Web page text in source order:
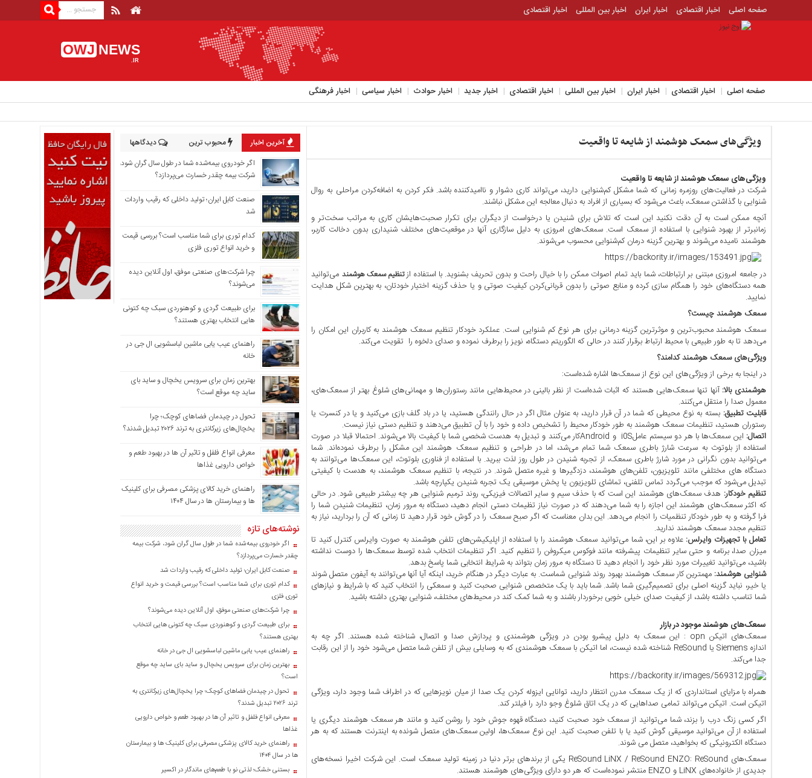
صفحه اصلی اخبار اقتصادی اخبار ایران اخبار بین المللی
اخبار اقتصادی
اخبار جدید
اخبار حوادث
OWJ NEWS
.IR
صفحه اصلی اخبار اقتصادی اخبار ایران اخبار بین المللی اخبار اقتصادی اخبار جدید اخبار حوادث اخبار سیاسی اخبار فرهنگی
صفحه
اقتصادی
دسترسی
ویژگی‌های سمعک‌ هوشمند از شایعه تا واقعیت
ویژگی‌های سمعک‌ هوشمند از شایعه تا واقعیت
شرکت در فعالیت‌های روزمره زمانی که شما مشکل کم‌شنوایی دارید، می‌تواند کاری دشوار و ناامیدکننده باشد. فکر کردن به اضافه‌کردن مراحلی به روال
شنوایی با گذاشتن سمعک، باعث می‌شود که بسیاری از افراد به دنبال معالجه این مشکل نباشند.
آنچه ممکن است به آن دقت نکنید این است که تلاش برای شنیدن یا درخواست از دیگران برای تکرار صحبت‌هایشان کاری به مراتب سخت‌تر و
زمانبرتر از بهبود شنوایی با استفاده از سمعک است. سمعک‌های امروزی به دلیل سازگاری آنها در موقعیت‌های مختلف شنیداری بدون دخالت کاربر،
هوشمند نامیده می‌شوند و بهترین گزینه درمان کم‌شنوایی محسوب می‌شوند.
در جامعه امروزی مبتنی بر ارتباطات، شما باید تمام اصوات ممکن را با خیال راحت و بدون تحریف بشنوید. با استفاده ازتنظیم سمعک‌ هوشمند می‌توانید
همه دستگاه‌های خود را همگام سازی کرده و منابع صوتی را بدون قربانی‌کردن کیفیت صوتی و یا حذف گزینه اختیار خودتان، به بهترین شکل هدایت
نمایید.
سمعک هوشمند چیست؟
سمعک‌ هوشمند محبوب‌ترین و موثرترین گزینه درمانی برای هر نوع کم شنوایی است. عملکرد خودکار تنظیم سمعک‌ هوشمند به کاربران این امکان را
می‌دهد تا به طور طبیعی با محیط ارتباط برقرار کنند در حالی که الگوریتم دستگاه، نویز را برطرف نموده و صدای دلخوه را تقویت می‌کند.
ویژگی‌های سمعک هوشمند کدامند؟
در اینجا به برخی از ویژگی‌های این نوع از سمعک‌ها اشاره شده‌است:
هوشمندی بالا: آنها تنها سمعک‌هایی هستند که اثبات شده‌است از نظر بالینی در محیط‌هایی مانند رستوران‌ها و مهمانی‌های شلوغ بهتر از سمعک‌های،
معمول صدا را منتقل می‌کنند.
قابلیت تطبیق: بسته به نوع محیطی که شما در آن قرار دارید، به عنوان مثال اگر در حال رانندگی هستید، یا در باد گلف بازی می‌کنید و یا در کنسرت یا
رستوران هستید، تنظیمات سمعک‌ هوشمند به طور خودکار محیط را تشخیص داده و خود را با آن تطبیق می‌دهند و تنظیم دستی نیاز نیست.
اتصال:
این سمعک‌ها با هر دو سیستم عاملi0S و Androidکار می‌کنند و تبدیل به هدست شخصی شما با کیفیت بالا می‌شوند. احتمالا قبلا در صورت
استفاده از بلوتوث به سرعت شارژ باطری سمعک شما تمام می‌شد، اما در طراحی و تنظیم سمعک‌ هوشمند این مشکل را برطرف نموده‌اند. شما
می‌توانید بدون نگرانی در مورد شارژ باطری سمعک، از تجربه شنیدن در طول روز لذت ببرید. با استفاده از فناوری بلوتوث، این سمعک‌ها می‌توانند به
دستگاه های مختلفی مانند تلویزیون، تلفن‌های هوشمند، دزدگیرها و غیره متصل شوند. در نتیجه، با تنظیم سمعک‌ هوشمند، به هدست با کیفیتی
تبدیل می‌شود که موجب می‌گردد تماس تلفنی، تماشای تلویزیون یا پخش موسیقی یک تجربه شنیدن یکپارچه باشد.
تنظیم خودکار: هدف سمعک‌های هوشمند این است که با حذف سیم و سایر اتصالات فیزیکی، روند ترمیم شنوایی هر چه بیشتر طبیعی شود. در حالی
که اکثر سمعک‌های هوشمند این اجازه را به شما می‌دهند که در صورت نیاز تظیمات دستی انجام دهید، دستگاه به مرور زمان، تنظیمات شنیدن شما را
فرا گرفته و به طور خودکار تنظمیات را انجام می‌دهد. این بدان معناست که اگر صبح سمعک را در گوش خود قرار دهید تا زمانی که آن را بردارید، نیاز به
تنظیم مجدد سمعک هوشمند ندارید.
تعامل با تجهیزات وایرلس: علاوه بر این، شما می‌توانید سمعک‌ هوشمند را با استفاده از اپلیکیشن‌های تلفن هوشمند به صورت وایرلس کنترل کنید تا
میزان صدا، برنامه و حتی سایر تنظیمات پیشرفته مانند فوکوس میکروفن را تنظیم کنید. اگر تنظیمات انتخاب شده توسط سمعک‌ها را دوست نداشته
باشید، می‌توانید تغییرات مورد نظر خود را انجام دهید تا دستگاه به مرور زمان بتواند به شرایط انتخابی شما پاسخ بدهد.
شنوایی هوشمند: مهمترین کار سمعک هوشمند بهبود روند شنوایی شماست. به عبارت دیگر در هنگام خرید، اینکه آیا آنها می‌توانند به آیفون متصل شوند
یا خیر، نباید گزینه اصلی برای تصمیم‌گیری شما باشد. شما باید با یک متخصص شنوایی صحبت کنید و سمعکی را انتخاب کنید که با شرایط و نیازهای
شما تناسب داشته باشد، از کیفیت صدای خیلی خوبی برخوردار باشند و به شما کمک کند در محیط‌های مختلف، شنوایی بهتری داشته باشید.
سمعک‌های هوشمند موجود در بازار
سمعک‌های اتیکن opn : این سمعک به دلیل پیشرو بودن در ویژگی هوشمندی و پردازش صدا و اتصال، شناخته شده هستند. اگر چه به
اندازه Siemens یا ReSound شناخته شده نیست، اما اتیکن با سمعک هوشمندی که به وسایلی بیش از تلفن شما متصل می‌شود خود را از این رقابت
جدا می‌کند.
همراه با مزایای استانداردی که از یک سمعک مدرن انتظار دارید، توانایی ایزوله کردن یک صدا از میان نویزهایی که در اطراف شما وجود دارد، ویژگی
اتیکن است. اتیکن می‌تواند تمامی صداهایی که در یک اتاق شلوغ وجو دارد را فیلتر کند.
اگر کسی زنگ درب را بزند، شما می‌توانید از سمعک خود صحبت کنید، دستگاه قهوه جوش خود را روشن کنید و مانند هر سمعک هوشمند دیگری یا
استفاده از آن می‌توانید موسیقی گوش کنید یا با تلفن صحبت کنید. این نوع سمعک‌ها، اولین سمعک‌های متصل شونده به اینترنت هستند که به هر
دستگاه الکترونیکی که بخواهید، متصل می شوند.
سمعک‌های ReSound LiNX / ReSound ENZO: ReSound یکی از برندهای برتر دنیا در زمینه تولید سمعک است. این شرکت اخیرا نسخه‌های
جدیدی از خانواده‌های LiNX و ENZO منتشر نموده‌است که هر دو دارای ویژگی‌های هوشمند هستند.
آخرین اخبار محبوب ترین
دیدگاهها
اگر خودروی بیمه‌شده شما در طول سال گران شود،
شرکت بیمه چقدر خسارت می‌پردازد؟
صنعت کابل ایران؛ تولید داخلی که رقیب واردات
شد
کدام توری برای شما مناسب است؟ بررسی قیمت
و خرید انواع توری فلزی
چرا شرکت‌های صنعتی موفق، اول آنلاین دیده
می‌شوند؟
برای طبیعت گردی و کوهنوردی سبک چه کتونی
هایی انتخاب بهتری هستند؟
راهنمای عیب یابی ماشین لباسشویی ال جی در
خانه
بهترین زمان برای سرویس یخچال و ساید بای
ساید چه موقع است؟
تحول در چیدمان فضاهای کوچک؛ چرا
یخچال‌های زیرکانتری به ترند ۲۰۲۶ تبدیل شدند؟
معرفی انواع فلفل و تاثیر آن ‌ها در بهبود طعم و
خواص دارویی غذاها
راهنمای خرید کالای پزشکی مصرفی برای کلینیک
ها و بیمارستان ها در سال ۱۴۰۴
نوشته‌های تازه
اگر خودروی بیمه‌شده شما در طول سال گران شود، شرکت بیمه
چقدر خسارت می‌پردازد؟
صنعت کابل ایران؛ تولید داخلی که رقیب واردات شد
کدام توری برای شما مناسب است؟ بررسی قیمت و خرید انواع
توری فلزی
چرا شرکت‌های صنعتی موفق، اول آنلاین دیده می‌شوند؟
برای طبیعت گردی و کوهنوردی سبک چه کتونی هایی انتخاب
بهتری هستند؟
راهنمای عیب یابی ماشین لباسشویی ال جی در خانه
بهترین زمان برای سرویس یخچال و ساید بای ساید چه موقع
است؟
تحول در چیدمان فضاهای کوچک؛ چرا یخچال‌های زیرکانتری به
ترند ۲۰۲۶ تبدیل شدند؟
معرفی انواع فلفل و تاثیر آن ‌ها در بهبود طعم و خواص دارویی
غذاها
راهنمای خرید کالای پزشکی مصرفی برای کلینیک ها و بیمارستان
ها در سال ۱۴۰۴
بستنی خشک؛ لذتی نو با طعم‌های ماندگار در اکسیر